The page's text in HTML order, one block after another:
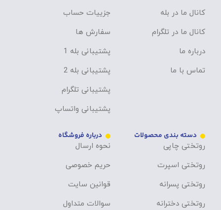
کانال ما در بله
کانال ما در تلگرام
درباره ما
تماس با ما
جزییات حساب
سفارش ها
پشتیبانی بله 1
پشتیبانی بله 2
پشتیبانی تلگرام
پشتیبانی واتساپ
دسته بندی محصولات
روتختی چاپی
روتختی اسپرت
روتختی پسرانه
روتختی دخترانه
درباره فروشگاه
نحوه ارسال
حریم خصوصی
قوانین سایت
سوالات متداول